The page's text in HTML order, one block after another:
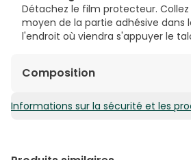
Détachez le film protecteur.
moyen de la partie adhésive dans
l'endroit où viendra s'appuyer le
Composition
ActivGel.
Informations sur la sécurité et les